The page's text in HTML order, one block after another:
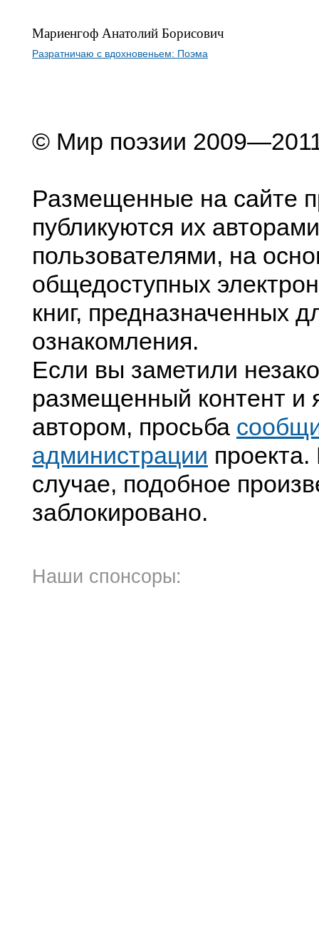
Мариенгоф Анатолий Борисович
Разратничаю с вдохновеньем: Поэма
© Мир поэзии
Размещенные на сайте
публикуются их
пользователями, на
общедоступных
книг, предназначенных
ознакомления.
Если вы заметили
размещенный контент и
автором, просьба
администрации
случае, подобное
заблокировано.
Наши спонсоры: